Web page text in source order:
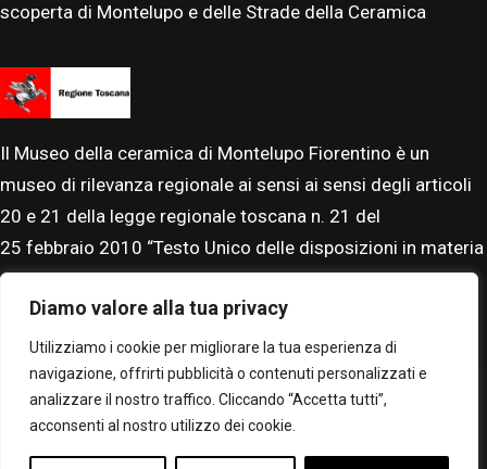
Diamo valore alla tua privacy
Utilizziamo i cookie per migliorare la tua esperienza di
navigazione, offrirti pubblicità o contenuti personalizzati e
analizzare il nostro traffico. Cliccando “Accetta tutti”,
acconsenti al nostro utilizzo dei cookie.
scoperta di Montelupo e delle Strade della Ceramica
Il Museo della ceramica di Montelupo Fiorentino è un
museo di rilevanza regionale ai sensi ai sensi degli articoli
20 e 21 della legge regionale toscana n. 21 del
25 febbraio 2010 “Testo Unico delle disposizioni in materia
di beni, istituti e attività culturali”. Il Museo è accreditato al
Sistema Museale Nazionale.